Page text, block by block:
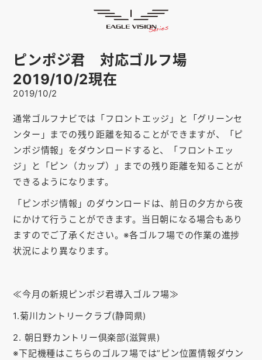
スマホアプリSMARTPHONE
ピンポジ君
対応コースCOURSE
EVステーション UPDATE
サポートSUPPORT
購入する
会社概要
お問い合わせ
ゴルフ場の方へ
お知らせ
ピンポジ君 対応ゴルフ場
2019/10/2現在
2019/10/2
通常ゴルフナビでは「フロントエッジ」と「グリーンセ
ンター」までの残り距離を知ることができますが、「ピ
ンポジ情報」をダウンロードすると、「フロントエッ
ジ」と「ピン（カップ）」までの残り距離を知ることが
できるようになります。
「ピンポジ情報」のダウンロードは、前日の夕方から夜
にかけて行うことができます。当日朝になる場合もあり
ますのでご了承ください。※各ゴルフ場での作業の進捗
状況により異なります。
≪今月の新規ピンポジ君導入ゴルフ場≫
1.菊川カントリークラブ(静岡県)
2. 朝日野カントリー倶楽部(滋賀県)
※下記機種はこちらのゴルフ場では”ピン位置情報ダウン